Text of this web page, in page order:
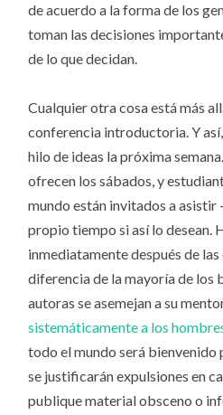
de acuerdo a la forma de los
toman las decisiones
de lo que decidan.
Cualquier otra cosa está más
conferencia introductoria. Y
hilo de ideas la próxima
ofrecen los sábados, y
mundo están invitados a asistir
propio tiempo si así lo desean.
inmediatamente después de
diferencia de la mayoría de los
autoras se asemejan a su
sistemáticamente a los
todo el mundo será bienvenido
se justificarán expulsiones en
publique material obsceno o